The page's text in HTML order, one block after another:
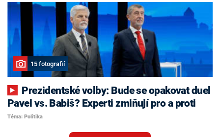
15 fotografií
Pavel vs. Babiš? Experti zmiňují pro a proti
Téma: Politika